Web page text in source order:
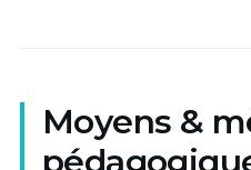
Moyens &